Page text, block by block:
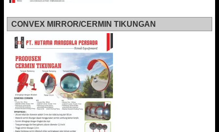
CONVEX MIRROR/CERMIN TIKUNGAN